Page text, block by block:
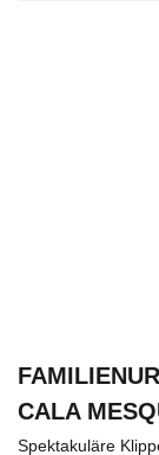
CALA
Spektakuläre